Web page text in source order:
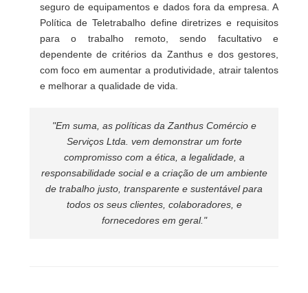
seguro de equipamentos e dados fora da empresa. A
Política de Teletrabalho define diretrizes e requisitos
para o trabalho remoto, sendo facultativo e
dependente de critérios da Zanthus e dos gestores,
com foco em aumentar a produtividade, atrair talentos
e melhorar a qualidade de vida.
"Em suma, as políticas da Zanthus Comércio e
Serviços Ltda. vem demonstrar um forte
compromisso com a ética, a legalidade, a
responsabilidade social e a criação de um ambiente
de trabalho justo, transparente e sustentável para
todos os seus clientes, colaboradores, e
fornecedores em geral."